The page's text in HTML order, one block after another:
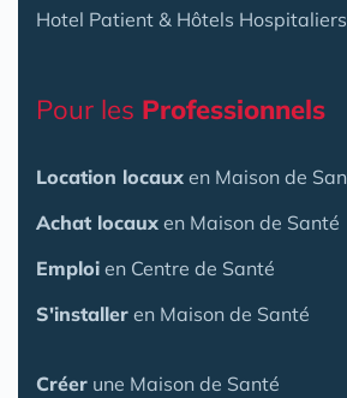
Hotel Patient & Hôtels Hospitaliers
Pour les Professionnels
Location locaux en Maison de
Achat locaux en Maison de Santé
Emploi en Centre de Santé
S'installer en Maison de Santé
Créer une Maison de Santé